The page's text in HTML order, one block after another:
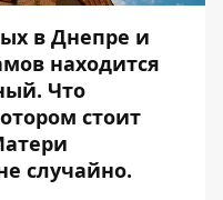
в Днепре и
находится
Что
стоит
случайно.